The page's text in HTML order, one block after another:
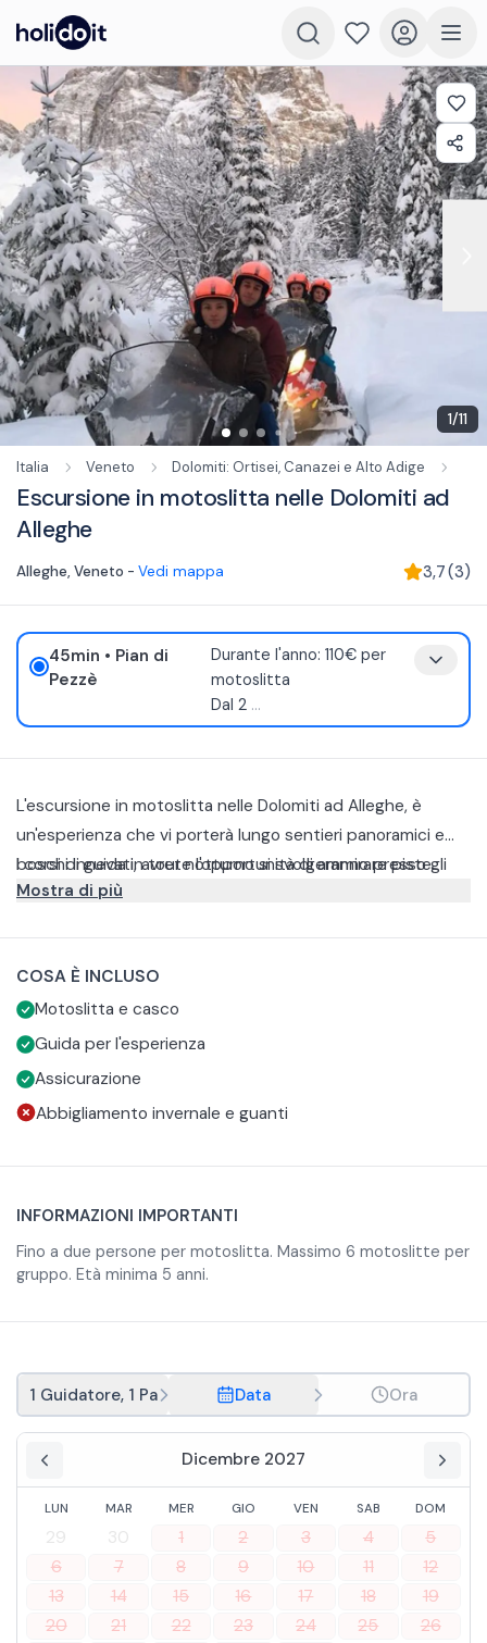
1/11
Italia Veneto Dolomiti: Ortisei, Canazei e Alto Adige
Escursione in motoslitta nelle Dolomiti ad
Alleghe
Alleghe, Veneto - Vedi mappa 3,7(3)
45min • Pian di
Pezzè
Durante l'anno: 110€ per
motoslitta
Dal 2 ...
L'escursione in motoslitta nelle Dolomiti ad Alleghe, è
un'esperienza che vi porterà lungo sentieri panoramici e
boschi innevati, avrete l'opportunità di ammirare piste
mozzafiato e godere dell'atmosfera magica della notte.
I corsi di guida in tour notturno si svolgeranno presso gli
impianti sciistici di Alleghe, ai piedi del magnifico e
dell'Unesco, dove potrete provare una esperienza diversa
sulla neve, a contatto con la natura e i boschi innevati.
qua e là, la fauna delle montagne, e fermarvi ad ascoltare il
silenzio che vi circonda.
Per questo giro in motoslitta non è necessaria esperienza,
ma al guidatore della motoslitta è richiesta un’età minima
di 18 anni.
Mostra di più
COSA È INCLUSO
Motoslitta e casco
Guida per l'esperienza
Assicurazione
Abbigliamento invernale e guanti
INFORMAZIONI IMPORTANTI
Fino a due persone per motoslitta. Massimo 6 motoslitte per
gruppo. Età minima 5 anni.
1 Guidatore, 1 Passeggero Data Ora
Dicembre 2027
LUN MAR MER GIO VEN SAB DOM
29 30 1 2 3 4
5
6
7 8 9 10 11
12
13
14 15 16 17 18
19
20
21 22 23 24 25
26